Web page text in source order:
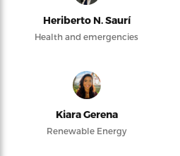
Heriberto N. Saurí
Health and emergencies
Kiara Gerena
Renewable Energy